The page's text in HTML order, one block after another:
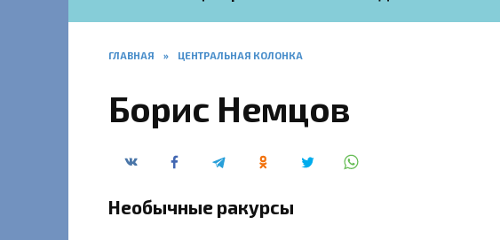
ГЛАВНАЯ » ЦЕНТРАЛЬНАЯ КОЛОНКА
Борис Немцов
Необычные ракурсы